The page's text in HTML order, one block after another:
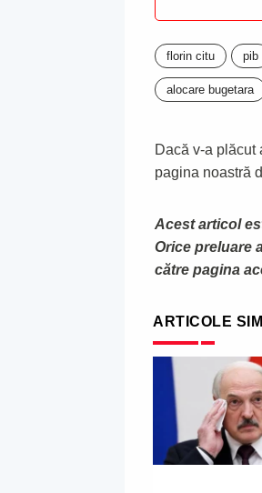
florin citu pib
alocare bugetara
Dacă v-a plăcut
pagina noastră
Acest articol
Orice preluare
către pagina
ARTICOLE